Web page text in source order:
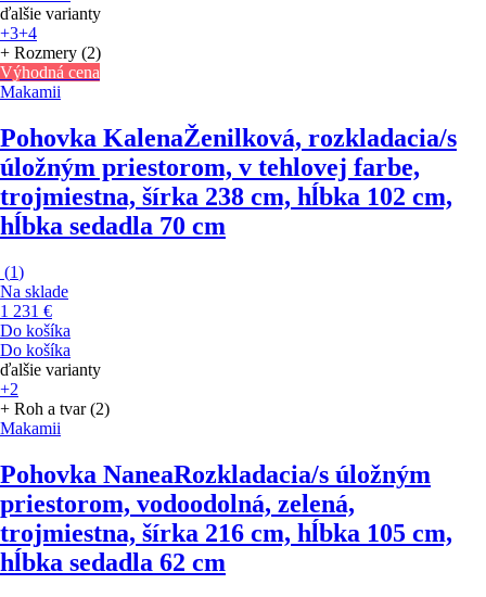
ďalšie varianty
+3+4
+ Rozmery (2)
Výhodná cena
Makamii
Pohovka KalenaŽenilková, rozkladacia/s
úložným priestorom, v tehlovej farbe,
trojmiestna, šírka 238 cm, hĺbka 102 cm,
hĺbka sedadla 70 cm
(1)
Na sklade
1 231 €
Do košíka
Do košíka
ďalšie varianty
+2
+ Roh a tvar (2)
Makamii
Pohovka NaneaRozkladacia/s úložným
priestorom, vodoodolná, zelená,
trojmiestna, šírka 216 cm, hĺbka 105 cm,
hĺbka sedadla 62 cm